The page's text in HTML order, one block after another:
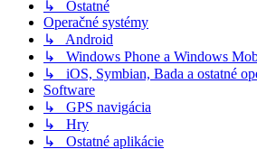
↳ Ostatné
Operačné systémy
↳ Android
↳ Windows Phone a Windows
↳ iOS, Symbian, Bada a ostatné
Software
↳ GPS navigácia
↳ Hry
↳ Ostatné aplikácie